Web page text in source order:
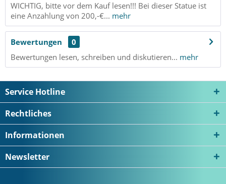
WICHTIG, bitte vor dem Kauf lesen!!! Bei dieser Statue ist
eine Anzahlung von 200,-€... mehr
Bewertungen
0
Bewertungen lesen, schreiben und diskutieren... mehr
Service Hotline
Rechtliches
Informationen
Newsletter